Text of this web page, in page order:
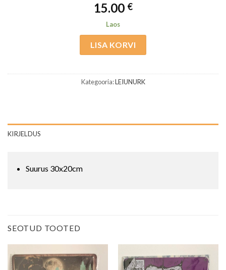
15.00 €
Laos
LISA KORVI
Kategooria:LEIUNURK
KIRJELDUS
Suurus 30x20cm
SEOTUD TOOTED